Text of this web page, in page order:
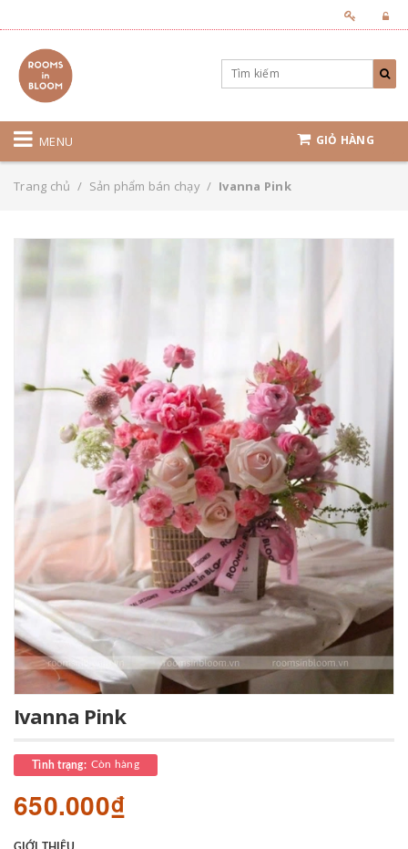
MENU GIỎ HÀNG
Trang chủ / Sản phẩm bán chạy / Ivanna Pink
Ivanna Pink
Tình trạng: Còn hàng
650.000₫